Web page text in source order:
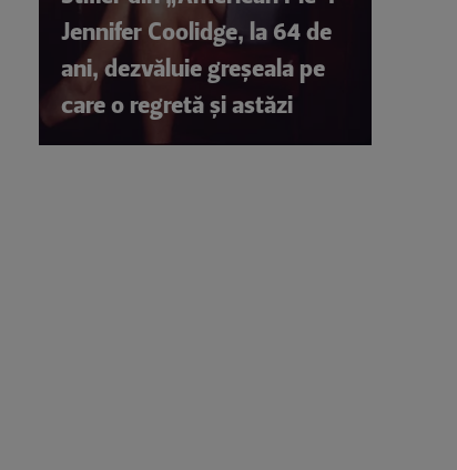
Jennifer Coolidge, la 64 de
ani, dezvăluie greșeala pe
care o regretă și astăzi